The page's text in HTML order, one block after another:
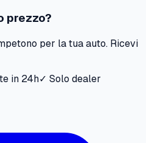
prezzo?
per la tua auto. Ricevi
in 24h✓ Solo dealer